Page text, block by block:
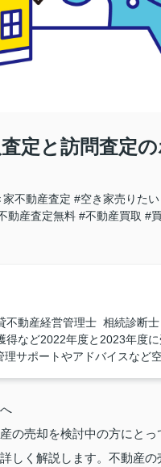
定と訪問査定
家不動産査定 #空き家売りたい
動産査定無料 #不動産買取 #
動産経営管理士 相続診断
など2022年度と2023年度
サポートやアドバイスなど
の売却を検討中の方にと
しく解説します。不動産